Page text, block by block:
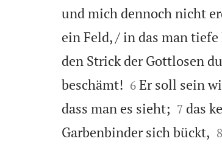
und mich dennoch nicht
ein Feld, / in das man
den Strick der Gottlosen
beschämt!
6 Er soll sein
dass man es sieht;
7 das
Garbenbinder sich bückt,
8